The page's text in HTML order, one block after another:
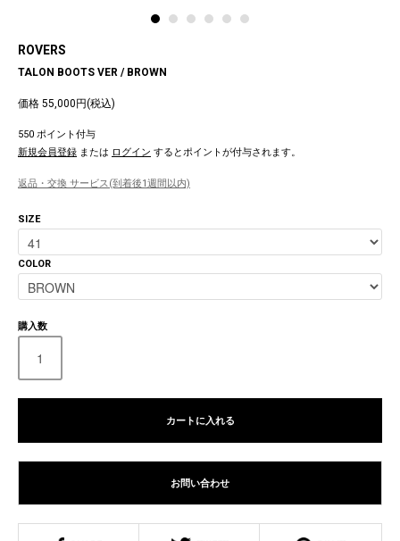
ROVERS
TALON BOOTS VER / BROWN
価格 55,000円(税込)
550 ポイント付与
新規会員登録 または ログイン するとポイントが付与されます。
返品・交換 サービス(到着後1週間以内)
SIZE
COLOR
購入数
カートに入れる
お問い合わせ